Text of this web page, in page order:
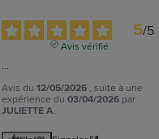
5/5
Avis vérifié
...
Avis du12/05/2026 , suite à une
expérience du03/04/2026 par
JULIETTE A.